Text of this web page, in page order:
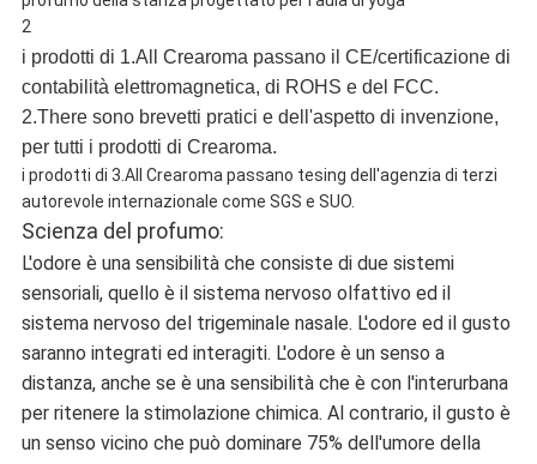
i prodotti di 1.All Crearoma passano il CE/certificazione di
contabilità elettromagnetica, di ROHS e del FCC.
2.There sono brevetti pratici e dell'aspetto di invenzione,
per tutti i prodotti di Crearoma.
i prodotti di 3.All Crearoma passano tesing dell'agenzia di terzi
autorevole internazionale come SGS e SUO.
Scienza del profumo:
L'odore è una sensibilità che consiste di due sistemi
sensoriali, quello è il sistema nervoso olfattivo ed il
sistema nervoso del trigeminale nasale. L'odore ed il gusto
saranno integrati ed interagiti. L'odore è un senso a
distanza, anche se è una sensibilità che è con l'interurbana
per ritenere la stimolazione chimica. Al contrario, il gusto è
un senso vicino che può dominare 75% dell'umore della